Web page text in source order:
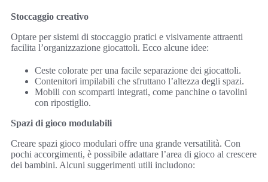
Stoccaggio creativo
Optare per sistemi di stoccaggio pratici e visivamente attraenti
facilita l’organizzazione giocattoli. Ecco alcune idee:
Ceste colorate per una facile separazione dei giocattoli.
Contenitori impilabili che sfruttano l’altezza degli spazi.
Mobili con scomparti integrati, come panchine o tavolini
con ripostiglio.
Spazi di gioco modulabili
Creare spazi gioco modulari offre una grande versatilità. Con
pochi accorgimenti, è possibile adattare l’area di gioco al crescere
dei bambini. Alcuni suggerimenti utili includono: